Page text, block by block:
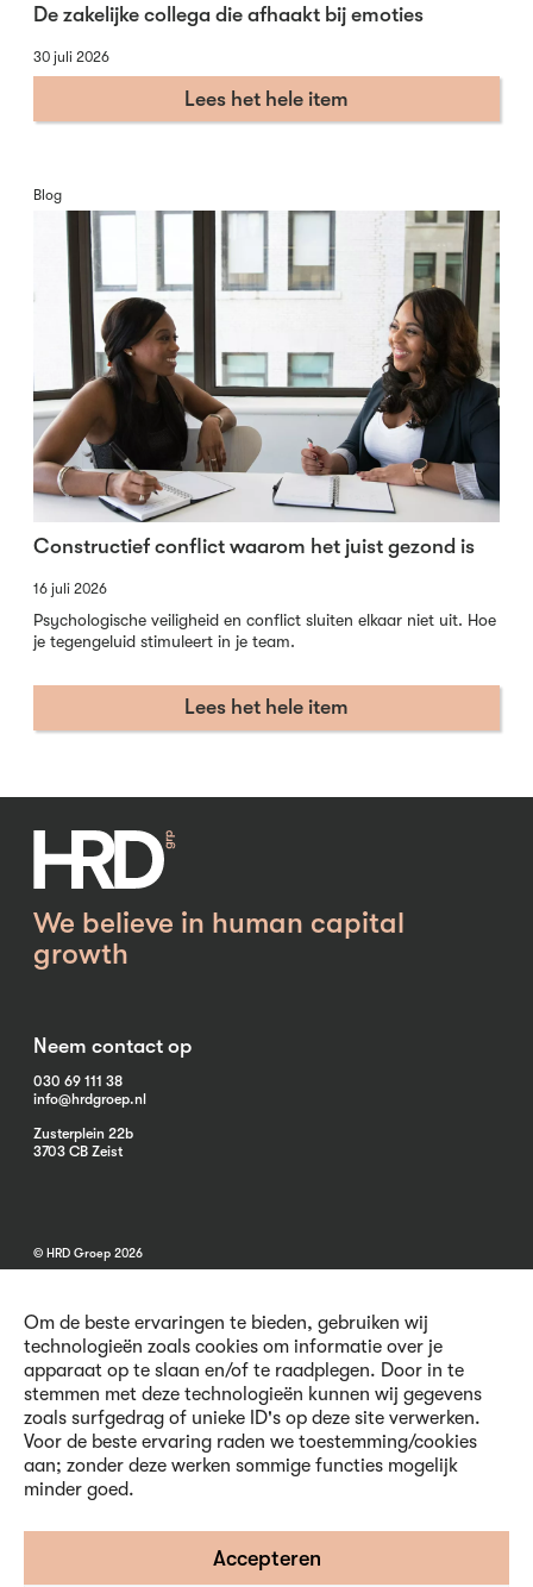
Om de beste ervaringen te bieden, gebruiken wij
technologieën zoals cookies om informatie over je
apparaat op te slaan en/of te raadplegen. Door in te
stemmen met deze technologieën kunnen wij gegevens
zoals surfgedrag of unieke ID's op deze site verwerken.
Voor de beste ervaring raden we toestemming/cookies
aan; zonder deze werken sommige functies mogelijk
minder goed.
Accepteren
De zakelijke collega die afhaakt bij emoties
30 juli 2026
Lees het hele item
Blog
Constructief conflict waarom het juist gezond is
16 juli 2026
Psychologische veiligheid en conflict sluiten elkaar niet uit. Hoe
je tegengeluid stimuleert in je team.
Lees het hele item
We believe in human capital
growth
Neem contact op
030 69 111 38
info@hrdgroep.nl
Zusterplein 22b
3703 CB Zeist
© HRD Groep 2026
Algemene informatie
Contact
Voorwaarden
Privacy en Cookies
Volg ons